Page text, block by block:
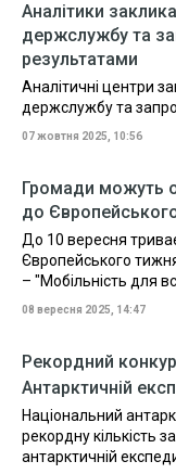
Аналітики
держслужбу та
результатами
Аналітичні центри
держслужбу та
07 жовтня 2025, 10:56
Громади можуть
до
До 10 вересня
Європейського
– "Мобільність для
08 вересня 2025, 14:47
Рекордний
Антарктичній
Національний
рекордну кількість
антарктичній